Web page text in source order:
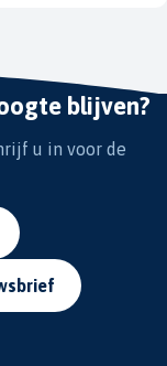
blijven?
u in voor de